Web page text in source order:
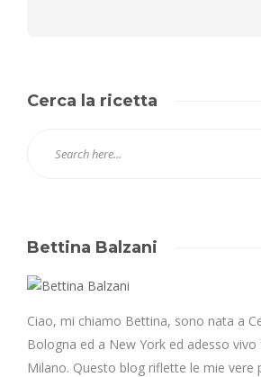
Cerca la ricetta
Bettina Balzani
Ciao, mi chiamo Bettina, sono nata a
Bologna ed a New York ed adesso vivo
Milano. Questo blog riflette le mie vere